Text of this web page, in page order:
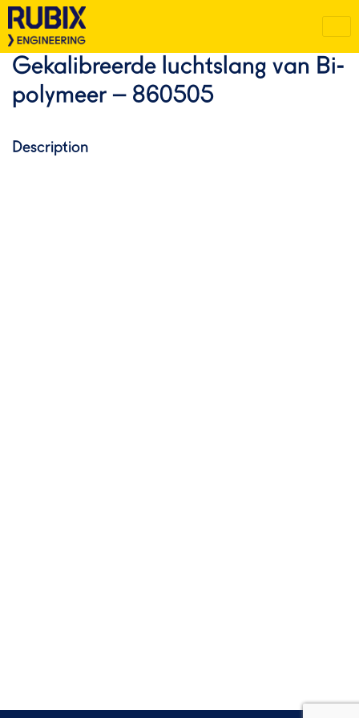
Gekalibreerde luchtslang van Bi-
polymeer – 860505
Description